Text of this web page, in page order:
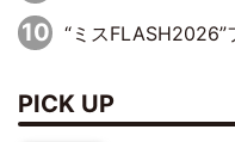
“ミスFLASH2026”ファイナリ
PICK UP